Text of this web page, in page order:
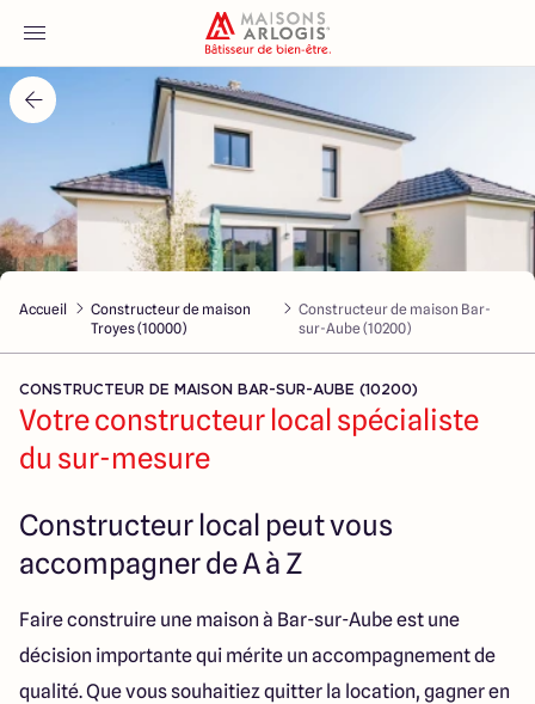
Accueil
Nos maisons
Nos annonces
Votre projet
Qui sommes-nous
Maisons ARLOGIS Aube
40 Route de Troyes
10120 Saint-Germain
4.6 4.8
Accueil
Constructeur de maison
Troyes (10000)
Constructeur de maison Bar-
sur-Aube (10200)
CONSTRUCTEUR DE MAISON BAR-SUR-AUBE (10200)
Votre constructeur local spécialiste
du sur-mesure
Constructeur local peut vous
accompagner de A à Z
Faire construire une maison à Bar-sur-Aube est une
décision importante qui mérite un accompagnement de
qualité. Que vous souhaitiez quitter la location, gagner en